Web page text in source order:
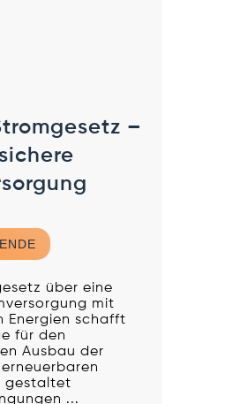
–
über eine
mit
Energien schafft
für den
Ausbau der
gestaltet
...